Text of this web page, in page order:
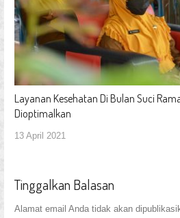
Layanan Kesehatan Di Bulan Suci
Dioptimalkan
13 April 2021
Tinggalkan Balasan
Alamat email Anda tidak akan